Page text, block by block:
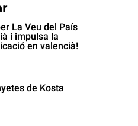
La Veu del País
i impulsa la
en valencià!
de Kosta